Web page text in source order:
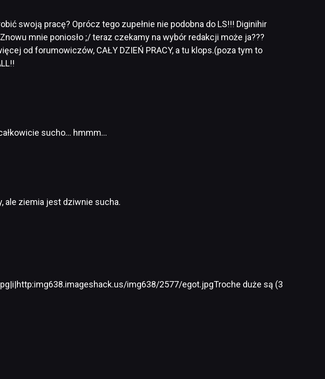
swoją pracę? Oprócz tego zupełnie nie podobna do LS!!! Diginihir
mnie poniosło ;/ teraz czekamy na wybór redakcji może ja???
od forumowiczów, CAŁY DZIEŃ PRACY, a tu klops.(poza tym to
sucho… hmmm…
ale ziemia jest dziwnie sucha.
img638/2577/egot.jpgTroche duże są (3